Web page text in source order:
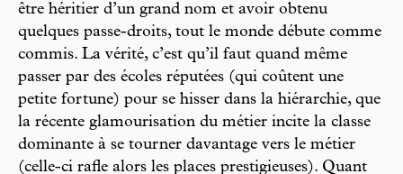
être héritier d’un grand nom et avoir obtenu
quelques passe-droits, tout le monde débute comme
commis. La vérité, c’est qu’il faut quand même
passer par des écoles réputées (qui coûtent une
petite fortune) pour se hisser dans la hiérarchie, que
la récente glamourisation du métier incite la classe
dominante à se tourner davantage vers le métier
(celle-ci rafle alors les places prestigieuses). Quant